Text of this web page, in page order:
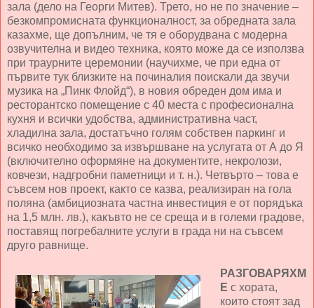
зала (дело на Георги Митев). Трето, но не по значение –
безкомпромисната функционалност, за обредната зала
казахме, ще допълним, че тя е оборудвана с модерна
озвучителна и видео техника, която може да се използва
при траурните церемонии (научихме, че при една от
първите тук близките на починалия поискали да звучи
музика на „Пинк Флойд“), в новия обреден дом има и
ресторантско помещение с 40 места с професионална
кухня и всички удобства, административна част,
хладилна зала, достатъчно голям собствен паркинг и
всичко необходимо за извършване на услугата от А до Я
(включително оформяне на документите, некролози,
ковчези, надгробни паметници и т. н.). Четвърто – това е
съвсем нов проект, както се казва, реализиран на гола
поляна (амбициозната частна инвестиция е от порядъка
на 1,5 млн. лв.), какъвто не се среща и в големи градове,
поставящ погребалните услуги в града ни на съвсем
друго равнище.
РАЗГОВАРЯХМ
Е с хората,
които стоят зад